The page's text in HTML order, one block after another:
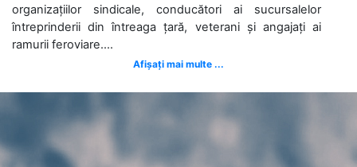
organizațiilor sindicale, conducători ai sucursalelor
întreprinderii din întreaga țară, veterani și angajați ai
ramurii feroviare....
Afișați mai multe ...